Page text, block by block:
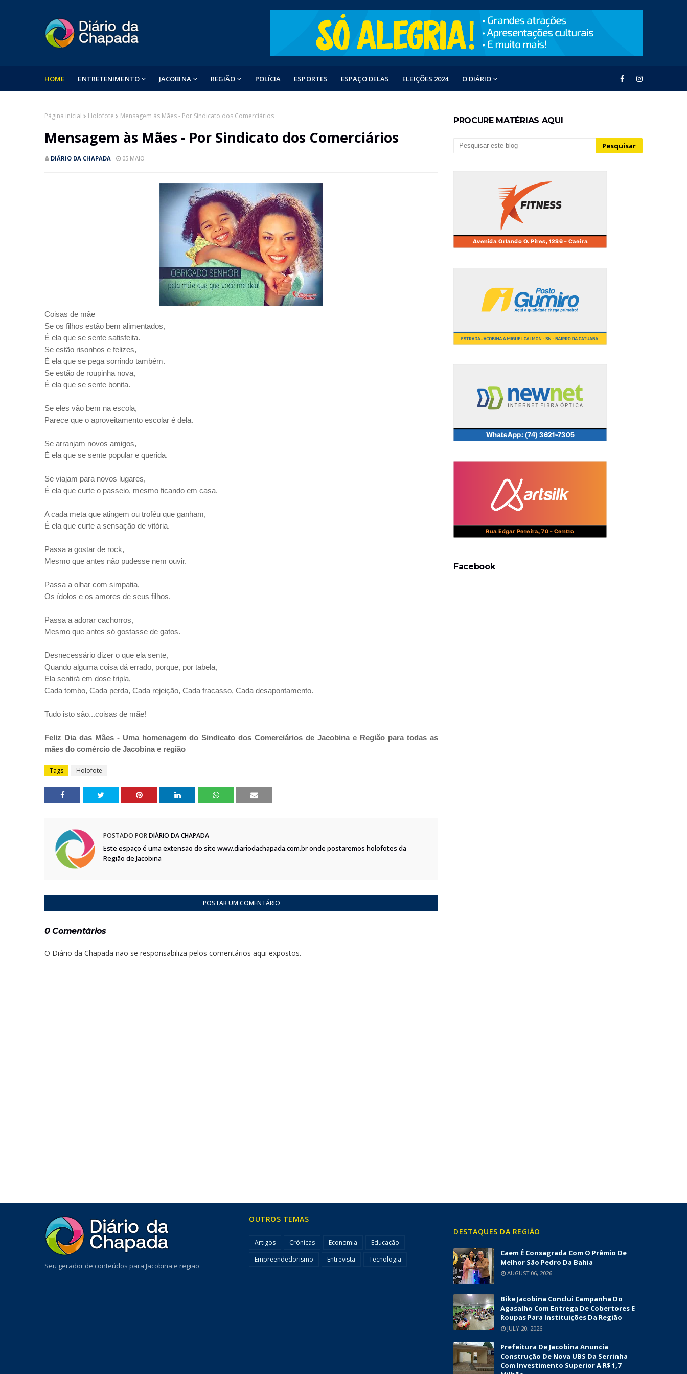
HOME ENTRETENIMENTO JACOBINA REGIÃO POLÍCIA ESPORTES ESPAÇO DELAS ELEIÇÕES 2024 O DIÁRIO
Página inicial Holofote Mensagem às Mães - Por Sindicato dos Comerciários
Mensagem às Mães - Por Sindicato dos Comerciários
DIÁRIO DA CHAPADA 05 MAIO
Coisas de mãe
Se os filhos estão bem alimentados,
É ela que se sente satisfeita.
Se estão risonhos e felizes,
É ela que se pega sorrindo também.
Se estão de roupinha nova,
É ela que se sente bonita.
Se eles vão bem na escola,
Parece que o aproveitamento escolar é dela.
Se arranjam novos amigos,
É ela que se sente popular e querida.
Se viajam para novos lugares,
É ela que curte o passeio, mesmo ficando em casa.
A cada meta que atingem ou troféu que ganham,
É ela que curte a sensação de vitória.
Passa a gostar de rock,
Mesmo que antes não pudesse nem ouvir.
Passa a olhar com simpatia,
Os ídolos e os amores de seus filhos.
Passa a adorar cachorros,
Mesmo que antes só gostasse de gatos.
Desnecessário dizer o que ela sente,
Quando alguma coisa dá errado, porque, por tabela,
Ela sentirá em dose tripla,
Cada tombo, Cada perda, Cada rejeição, Cada fracasso, Cada desapontamento.
Tudo isto são...coisas de mãe!
Feliz Dia das Mães - Uma homenagem do Sindicato dos Comerciários de Jacobina e Região para todas as
mães do comércio de Jacobina e região
Tags Holofote
POSTADO PORDIÁRIO DA CHAPADA
Este espaço é uma extensão do site www.diariodachapada.com.br onde postaremos holofotes da
Região de Jacobina
POSTAR UM COMENTÁRIO
0 Comentários
O Diário da Chapada não se responsabiliza pelos comentários aqui expostos.
PROCURE MATÉRIAS AQUI
Facebook
Seu gerador de conteúdos para Jacobina e região
OUTROS TEMAS
Artigos Crônicas Economia
Educação
Empreendedorismo
Entrevista Tecnologia
DESTAQUES DA REGIÃO
Caem É Consagrada Com O Prêmio De
Melhor São Pedro Da Bahia
AUGUST 06, 2026
Bike Jacobina Conclui Campanha Do
Agasalho Com Entrega De Cobertores E
Roupas Para Instituições Da Região
JULY 20, 2026
Prefeitura De Jacobina Anuncia
Construção De Nova UBS Da Serrinha
Com Investimento Superior A R$ 1,7